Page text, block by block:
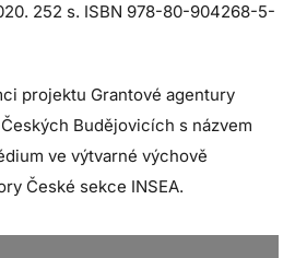
252 s. ISBN 978-80-904268-5-
projektu Grantové agentury
Budějovicích s názvem
ve výtvarné výchově
České sekce INSEA.